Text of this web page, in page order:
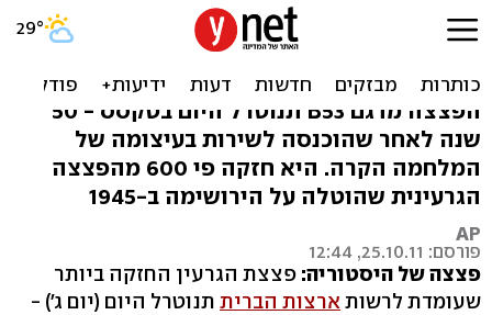
ארה"ב שמה סוף לפצצת
האטום החזקה ביותר
הפצצה מדגם B53 תנוטרל היום בטקסס - 50
שנה לאחר שהוכנסה לשירות בעיצומה של
המלחמה הקרה. היא חזקה פי 600 מהפצצה
הגרעינית שהוטלה על הירושימה ב-1945
AP
פורסם: 25.10.11, 12:44
פצצה של היסטוריה: פצצת הגרעין החזקה ביותר
שעומדת לרשותארצות הברית תנוטרל היום (יום ג') -